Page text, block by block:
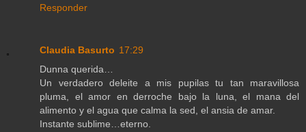
Responder
Claudia Basurto 17:29
Dunna querida…
Un verdadero deleite a mis pupilas tu tan maravillosa
pluma, el amor en derroche bajo la luna, el mana del
alimento y el agua que calma la sed, el ansia de amar.
Instante sublime…eterno.